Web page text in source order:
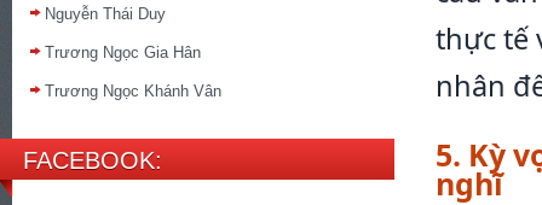
Nguyễn Thái Duy
Trương Ngọc Gia Hân
Trương Ngọc Khánh Vân
FACEBOOK:
thực tế
nhân
5. Kỳ
nghĩ